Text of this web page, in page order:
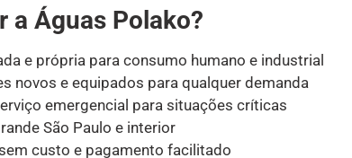
a Águas Polako?
e própria para consumo humano e industrial
novos e equipados para qualquer demanda
emergencial para situações críticas
São Paulo e interior
custo e pagamento facilitado